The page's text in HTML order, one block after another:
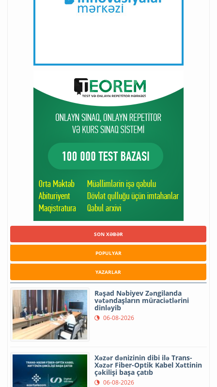
SON XƏBƏR
POPULYAR
YAZARLAR
Rəşad Nəbiyev Zəngilanda
vətəndaşların müraciətlərini
dinləyib
06-08-2026
Xəzər dənizinin dibi ilə Trans-
Xəzər Fiber-Optik Kabel Xəttinin
çəkilişi başa çatıb
06-08-2026